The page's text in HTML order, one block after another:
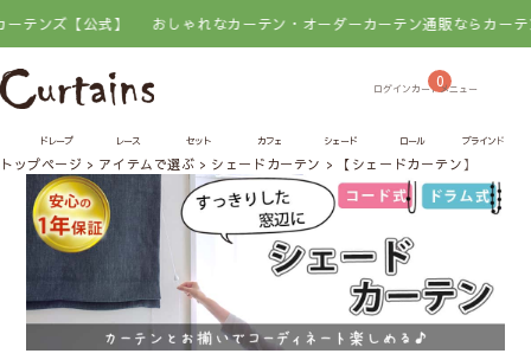
公式】 おしゃれなカーテン・オーダーカーテン通販ならカーテンズ【公式
0
ドレープ レース セット カフェ シェード ロール ブラインド
トップページ アイテムで選ぶ シェードカーテン 【シェードカーテン】ライネ